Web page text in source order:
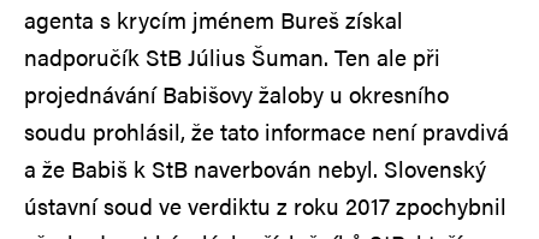
agenta s krycím jménem Bureš získal
nadporučík StB Július Šuman. Ten ale při
projednávání Babišovy žaloby u okresního
soudu prohlásil, že tato informace není pravdivá
a že Babiš k StB naverbován nebyl. Slovenský
ústavní soud ve verdiktu z roku 2017 zpochybnil